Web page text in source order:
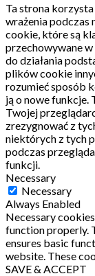
Ta strona
wrażenia podczas
cookie, które są
przechowywane w
do działania
plików cookie
rozumieć sposób
ją o nowe funkcje.
Twojej
zrezygnować z
niektórych z tych
podczas
funkcji.
Necessary
Necessary
Always Enabled
Necessary
function properly.
ensures basic
website. These
SAVE & ACCEPT